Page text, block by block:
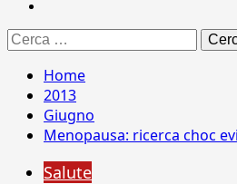
Ricerca
per:
Home
2013
Giugno
Menopausa: ricerca choc
Salute